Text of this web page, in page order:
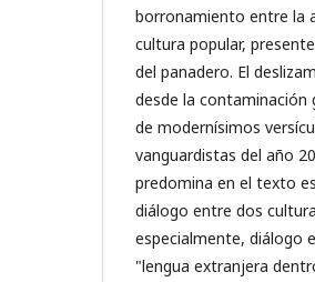
borronamiento entre la
cultura popular,
del panadero. El
desde la contaminación
de modernísimos
vanguardistas del año
predomina en el texto
diálogo entre dos
especialmente, diálogo
"lengua extranjera